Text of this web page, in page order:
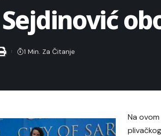
1 Min. Za Čitanje
Na